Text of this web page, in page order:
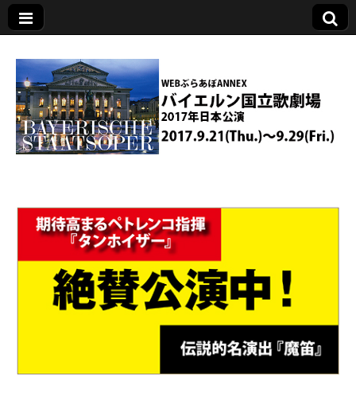
バイエルン国立歌
劇場2017年日本公
演